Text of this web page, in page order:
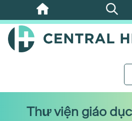
Bỏ
qua
nội
Thư viện giáo